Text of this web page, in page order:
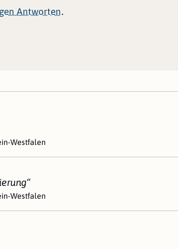
Antworten.
Westfalen
Westfalen